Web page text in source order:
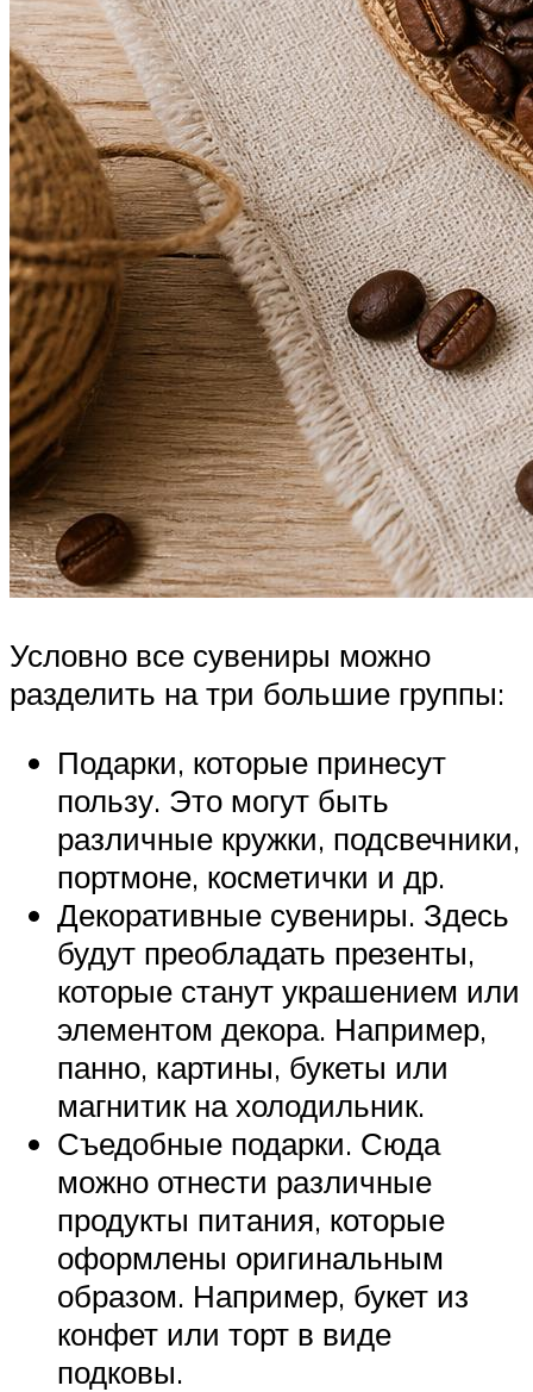
Условно все сувениры можно
разделить на три большие группы:
Подарки, которые принесут
пользу. Это могут быть
различные кружки, подсвечники,
портмоне, косметички и др.
Декоративные сувениры. Здесь
будут преобладать презенты,
которые станут украшением или
элементом декора. Например,
панно, картины, букеты или
магнитик на холодильник.
Съедобные подарки. Сюда
можно отнести различные
продукты питания, которые
оформлены оригинальным
образом. Например, букет из
конфет или торт в виде
подковы.